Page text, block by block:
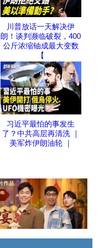
川普放话一天解决伊
朗！谈判濒临破裂，400
公斤浓缩铀成最大变数
【
习近平最怕的事发生
了？中共高层再清洗 ｜
美军炸伊朗油轮 ｜